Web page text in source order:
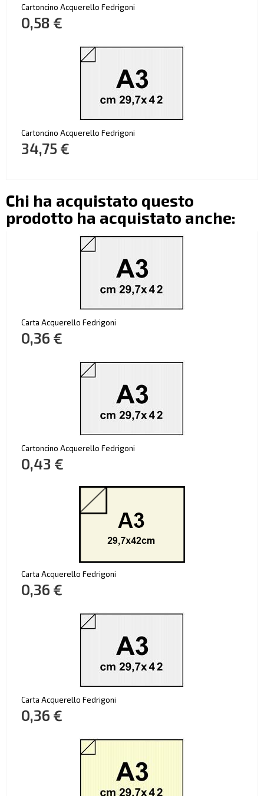
Cartoncino Acquerello Fedrigoni
0,58 €
Cartoncino Acquerello Fedrigoni
34,75 €
Chi ha acquistato questo
prodotto ha acquistato anche:
Carta Acquerello Fedrigoni
0,36 €
Cartoncino Acquerello Fedrigoni
0,43 €
Carta Acquerello Fedrigoni
0,36 €
Carta Acquerello Fedrigoni
0,36 €